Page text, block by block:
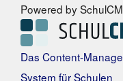
Powered by
Das Content-
System für Schulen